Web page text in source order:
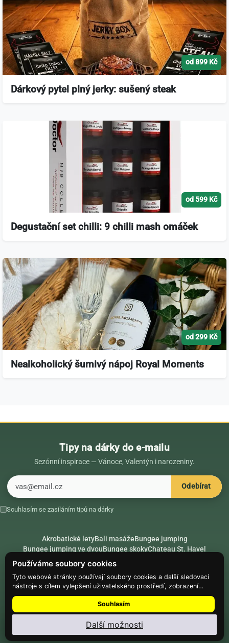
Používáme soubory cookies
Tyto webové stránky používají soubory cookies a další sledovací
nástroje s cílem vylepšení uživatelského prostředí, zobrazení
přizpůsobeného obsahu a reklam, analýzy návštěvnosti webových
stránek a zjištění zdroje návštěvnosti.
Souhlasím
Další možnosti
od 899 Kč
Dárkový pytel plný jerky: sušený steak
od 599 Kč
Degustační set chilli: 9 chilli mash omáček
od 299 Kč
Nealkoholický šumivý nápoj Royal Moments
Tipy na dárky do e-mailu
Sezónní inspirace — Vánoce, Valentýn i narozeniny.
Odebírat
Souhlasím se zasíláním tipů na dárky
Akrobatické letyBali masážeBungee jumping
Bungee jumping ve dvouBungee skokyChateau St. Havel
Dárek k 18. narozeninám
Dárek k 40. narozeninám
RádceSecret SantaSložte se na dárek
PARTNEŘIHike.placeClimbing.place
© Web Development — Good Experience s.r.o.
Nastavení souborů cookie
Najdi Dárek: menu ⋮ → Nainstalovat aplikaci